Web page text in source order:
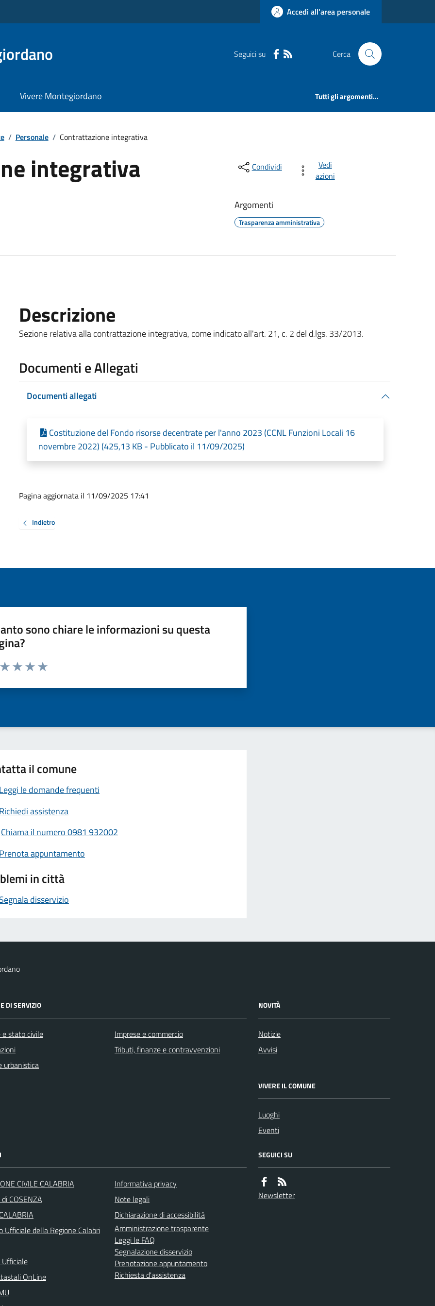
Accedi all'area personale
Seguici su Cerca
Vivere Montegiordano Tutti gli argomenti...
/ Personale / Contrattazione integrativa
integrativa Condividi
Vedi
azioni
Argomenti
Trasparenza amministrativa
Descrizione
Sezione relativa alla contrattazione integrativa, come indicato all'art. 21, c. 2 del d.lgs. 33/2013.
Documenti e Allegati
Documenti allegati
Costituzione del Fondo risorse decentrate per l'anno 2023 (CCNL Funzioni Locali 16
novembre 2022) (425,13 KB - Pubblicato il 11/09/2025)
Pagina aggiornata il 11/09/2025 17:41
Indietro
sono chiare le informazioni su questa
da 1 a 5 stelle la pagina
il comune
Leggi le domande frequenti
Richiedi assistenza
Chiama il numero 0981 932002
Prenota appuntamento
in città
Segnala disservizio
DI SERVIZIO
e stato civile
urbanistica
Imprese e commercio
Tributi, finanze e contravvenzioni
NOVITÀ
Notizie
Avvisi
VIVERE IL COMUNE
Luoghi
Eventi
CIVILE CALABRIA
COSENZA
Ufficiale della Regione Calabri
OnLine
Informativa privacy
Note legali
Dichiarazione di accessibilità
Amministrazione trasparente
Leggi le FAQ
Segnalazione disservizio
Prenotazione appuntamento
Richiesta d'assistenza
SEGUICI SU
Newsletter